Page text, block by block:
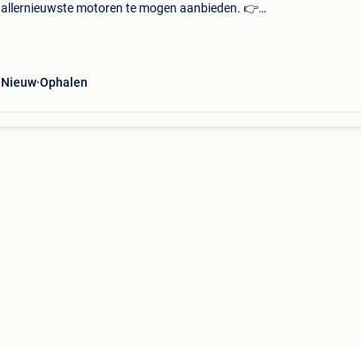
allernieuwste motoren te mogen aanbieden. 👉
Nieuw Ophalen